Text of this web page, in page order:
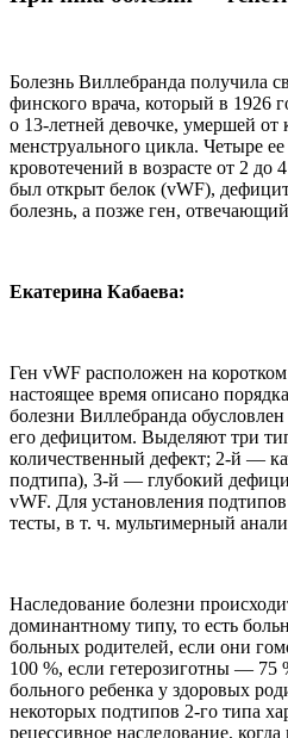
Болезнь Виллебранда получила
финского врача, который в 1926
о 13-летней девочке, умершей от
менструального цикла. Четыре
кровотечений в возрасте от 2 до
был открыт белок (vWF),
болезнь, а позже ген, отвечающий
Екатерина Кабаева:
Ген vWF расположен на
настоящее время описано
болезни Виллебранда
его дефицитом. Выделяют три
количественный дефект; 2-й —
подтипа), 3-й — глубокий
vWF. Для установления
тесты, в т. ч. мультимерный
Наследование болезни
доминантному типу, то есть
больных родителей, если они
100 %, если гетерозиготны — 75
больного ребенка у здоровых
некоторых подтипов 2-го типа
рецессивное наследование,